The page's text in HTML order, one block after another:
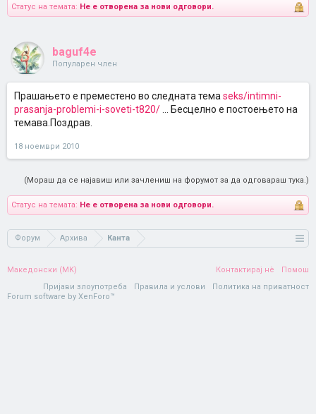
Статус на темата: Не е отворена за нови одговори.
baguf4e
Популарен член
Прашањето е преместено во следната тема seks/intimni-
prasanja-problemi-i-soveti-t820/ ... Бесцелно е постоењето на
темава.Поздрав.
18 ноември 2010
(Мораш да се најавиш или зачлениш на форумот за да одговараш тука.)
Статус на темата: Не е отворена за нови одговори.
Форум Архива Канта
Македонски (MK) Контактирај нè
Помош
Пријави злоупотреба
Правила и услови
Политика на приватност
Forum software by XenForo™